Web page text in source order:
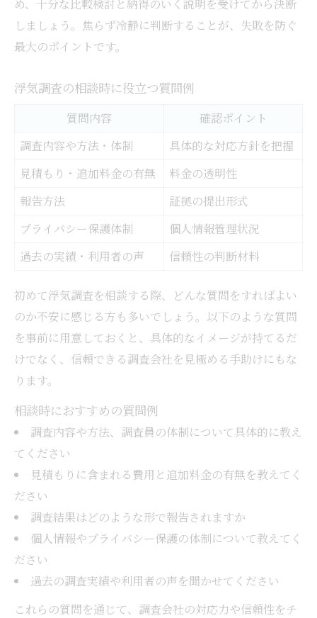
め、十分な比較検討と納得のいく説明を受けてから決断
しましょう。焦らず冷静に判断することが、失敗を防ぐ
最大のポイントです。
浮気調査の相談時に役立つ質問例
質問内容
確認ポイント
調査内容や方法・体制
具体的な対応方針を把握
見積もり・追加料金の有無
料金の透明性
報告方法
証拠の提出形式
プライバシー保護体制
個人情報管理状況
過去の実績・利用者の声
信頼性の判断材料
初めて浮気調査を相談する際、どんな質問をすればよい
のか不安に感じる方も多いでしょう。以下のような質問
を事前に用意しておくと、具体的なイメージが持てるだ
けでなく、信頼できる調査会社を見極める手助けにもな
ります。
相談時におすすめの質問例
調査内容や方法、調査員の体制について具体的に教え
てください
見積もりに含まれる費用と追加料金の有無を教えてく
ださい
調査結果はどのような形で報告されますか
個人情報やプライバシー保護の体制について教えてく
ださい
過去の調査実績や利用者の声を聞かせてください
これらの質問を通じて、調査会社の対応力や信頼性をチ